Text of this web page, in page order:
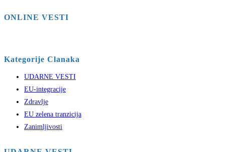
ONLINE VESTI
Kategorije Clanaka
UDARNE VESTI
EU-integracije
Zdravlje
EU zelena tranzicija
Zanimljivosti